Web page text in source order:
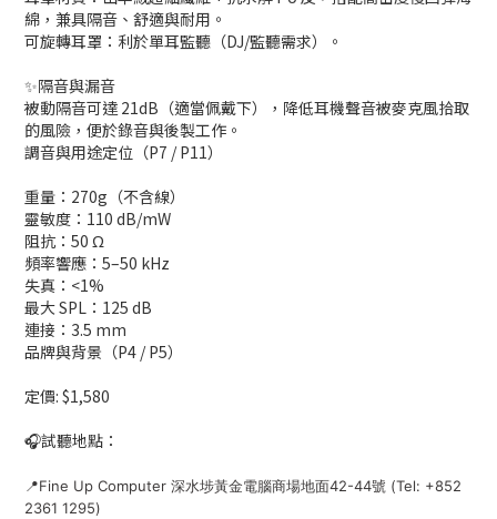
綿，兼具隔音、舒適與耐用。
可旋轉耳罩：利於單耳監聽（DJ/監聽需求）。
✨隔音與漏音
被動隔音可達 21dB（適當佩戴下），降低耳機聲音被麥克風拾取
的風險，便於錄音與後製工作。
調音與用途定位（P7 / P11）
重量：270g（不含線）
靈敏度：110 dB/mW
阻抗：50 Ω
頻率響應：5–50 kHz
失真：<1%
最大 SPL：125 dB
連接：3.5 mm
品牌與背景（P4 / P5）
定價: $1,580
🎧試聽地點：
📍Fine Up Computer 深水埗黃金電腦商場地面42-44號 (Tel: +852
2361 1295)